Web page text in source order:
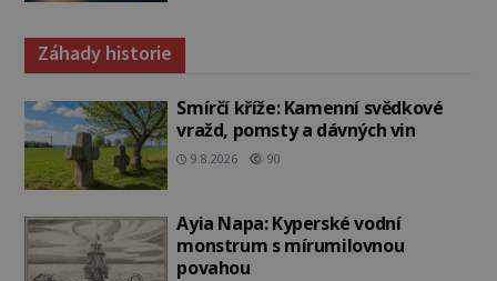
Záhady historie
Smírčí kříže: Kamenní svědkové
vražd, pomsty a dávných vin
9.8.2026 90
Ayia Napa: Kyperské vodní
monstrum s mírumilovnou
povahou